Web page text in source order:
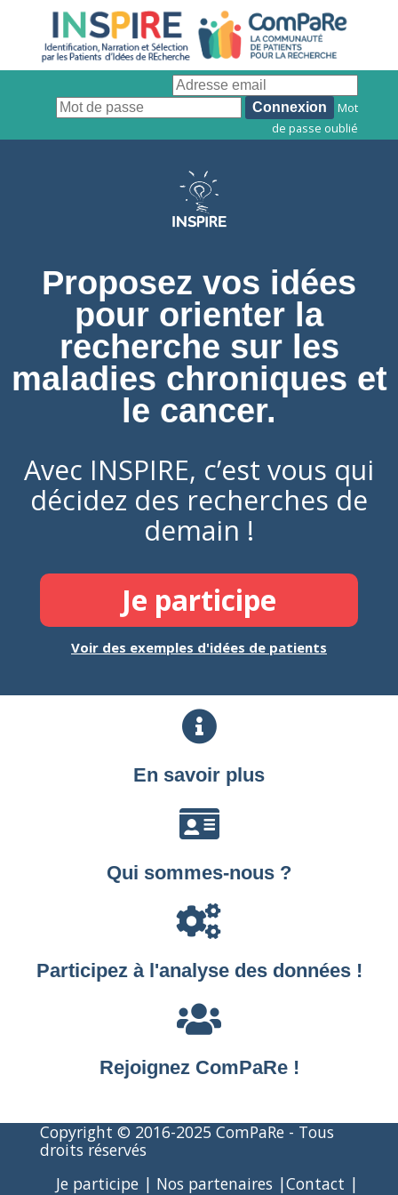
Mot
de passe oublié
Proposez vos idées
pour orienter la
recherche sur les
maladies chroniques et
le cancer.
Avec INSPIRE, c’est vous qui
décidez des recherches de
demain !
Je participe
Voir des exemples d'idées de patients
En savoir plus
Qui sommes-nous ?
Participez à l'analyse des données !
Rejoignez ComPaRe !
Copyright © 2016-2025 ComPaRe - Tous
droits réservés
Je participe | Nos partenaires |Contact |